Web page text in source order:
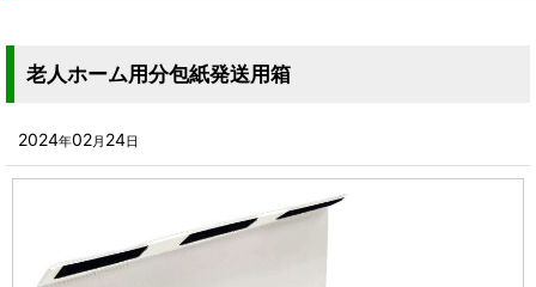
老人ホーム用分包紙発送用箱
2024年02月 24日
■組箱
■その他箱・ケース
■袋
■気泡緩衝材・ミラーマット
2025年
2023年
2021年